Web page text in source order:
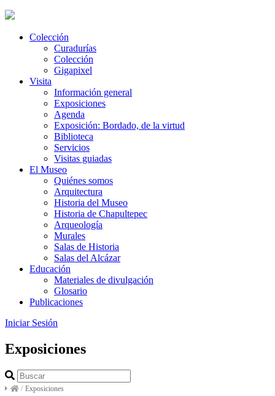
Colección
Curadurías
Colección
Gigapixel
Visita
Información general
Exposiciones
Agenda
Exposición: Bordado, de la virtud
Biblioteca
Servicios
Visitas guiadas
El Museo
Quiénes somos
Arquitectura
Historia del Museo
Historia de Chapultepec
Arqueología
Murales
Salas de Historia
Salas del Alcázar
Educación
Materiales de divulgación
Glosario
Publicaciones
Iniciar Sesión
Exposiciones
/ Exposiciones